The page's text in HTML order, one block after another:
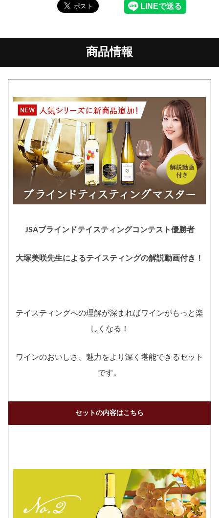
商品情報
JSAブラインドテイスティングコンテスト優勝者
大塚美咲先生によるテイスティングの解説動画付き！
テイスティングへの理解が深まればワインがもっと楽
しくなる！
ワインのおいしさ、魅力をより深く堪能できるセット
です。
セットの内容はこちら